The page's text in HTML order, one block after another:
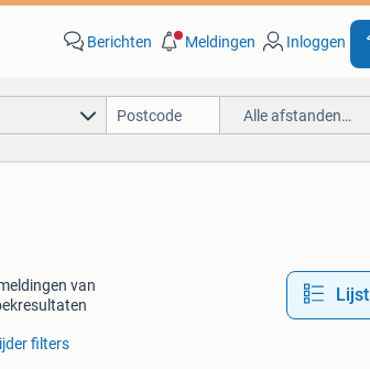
Berichten Meldingen Inloggen
Alle afstanden…
van
Lijst
filters